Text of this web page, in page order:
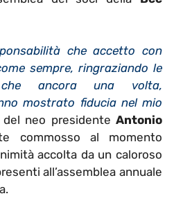
che accetto con
sempre, ringraziando le
ancora una volta,
mostrato fiducia nel mio
neo presidente Antonio
commosso al momento
accolta da un caloroso
all’assemblea annuale